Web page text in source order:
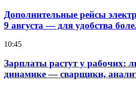
Дополнительные рейсы
9 августа — для удобства
10:45
Зарплаты растут у рабочих:
динамике — сварщики,